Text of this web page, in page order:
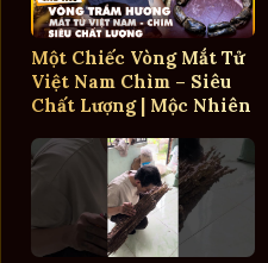
Một Chiếc Vòng Mắt Tử
Việt Nam Chìm – Siêu
Chất Lượng | Mộc Nhiên